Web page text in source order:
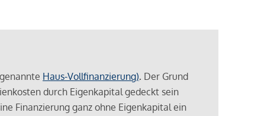
Haus-Vollfinanzierung). Der Grund
durch Eigenkapital gedeckt sein
Finanzierung ganz ohne Eigenkapital ein